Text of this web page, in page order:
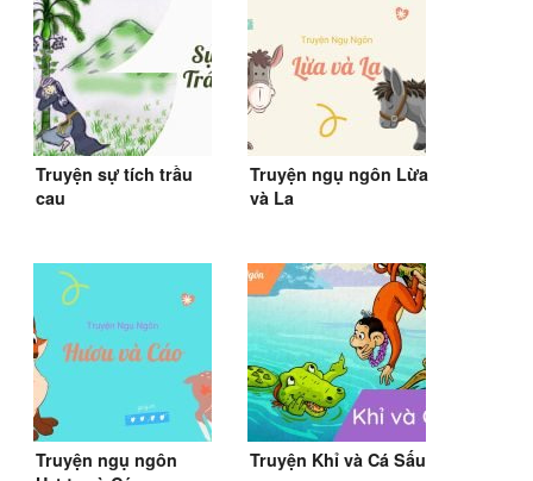
Truyện sự tích trầu
cau
Truyện ngụ ngôn Lừa
và La
Truyện ngụ ngôn
Truyện Khỉ và Cá Sấu